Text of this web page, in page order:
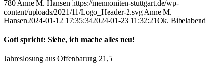
780 Anne M. Hansen https://mennoniten-stuttgart.de/wp-
content/uploads/2021/11/Logo_Header-2.svg Anne M.
Hansen2024-01-12 17:35:342024-01-23 11:32:21Ök. Bibelabend
Gott spricht: Siehe, ich mache alles neu!
Jahreslosung aus Offenbarung 21,5